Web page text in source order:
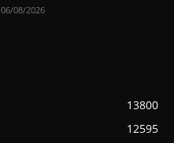
06/08/2026
13800
12595